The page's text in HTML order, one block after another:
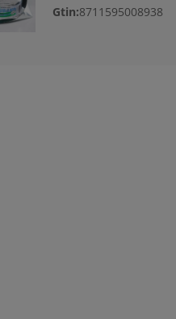
Gtin:8711595008938